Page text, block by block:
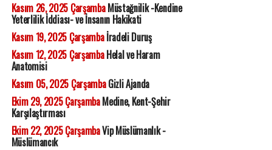
Kasım 26, 2025 ÇarşambaMüstağnilik -Kendine
Yeterlilik İddiası- ve İnsanın Hakikati
Kasım 19, 2025 Çarşambaİradeli Duruş
Kasım 12, 2025 ÇarşambaHelal ve Haram
Anatomisi
Kasım 05, 2025 ÇarşambaGizli Ajanda
Ekim 29, 2025 ÇarşambaMedine, Kent-Şehir
Karşılaştırması
Ekim 22, 2025 ÇarşambaVip Müslümanlık -
Müslümancık